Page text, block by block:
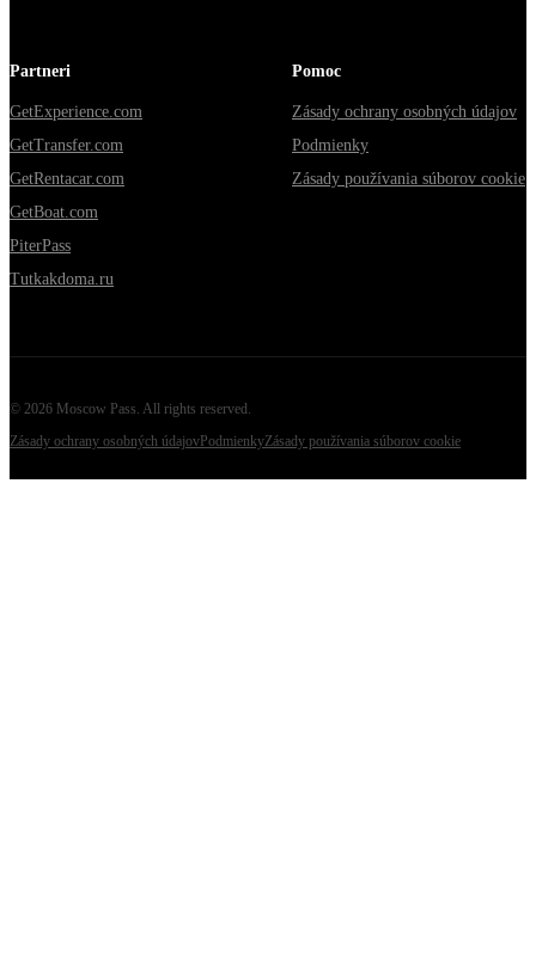
Partneri
GetExperience.com
GetTransfer.com
GetRentacar.com
GetBoat.com
PiterPass
Tutkakdoma.ru
Pomoc
Zásady ochrany osobných údajov
Podmienky
Zásady používania súborov cookie
© 2026 Moscow Pass . All rights reserved.
Zásady ochrany osobných údajovPodmienkyZásady používania súborov cookie